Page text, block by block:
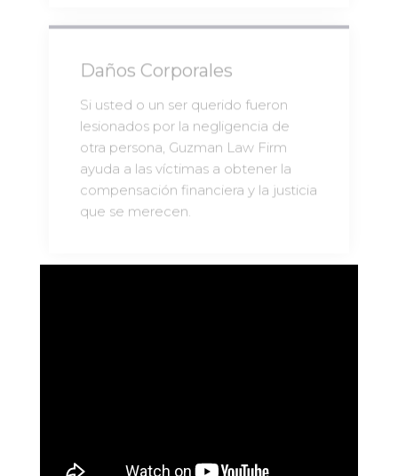
Daños Corporales
Si usted o un ser querido fueron
lesionados por la negligencia de
otra persona, Guzman Law Firm
ayuda a las víctimas a obtener la
compensación financiera y la justicia
que se merecen.